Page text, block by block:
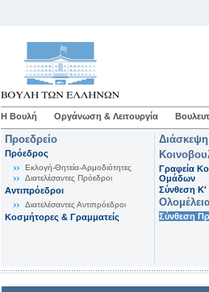
Η Βουλή Οργάνωση & Λειτουργία
Προεδρείο
Πρόεδρος
Εκλογή-Θητεία-Αρμοδιότητες
Διατελέσαντες Πρόεδροι
Αντιπρόεδροι
Διατελέσαντες Αντιπρόεδροι
Κοσμήτορες & Γραμματείς
Γραφεία
Ομάδων
Σύνθεση K'
Σύνθεση